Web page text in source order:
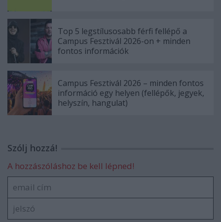
Top 5 legstílusosabb férfi fellépő a
Campus Fesztivál 2026-on + minden
fontos információk
Campus Fesztivál 2026 – minden fontos
információ egy helyen (fellépők, jegyek,
helyszín, hangulat)
Szólj hozzá!
A hozzászóláshoz be kell lépned!